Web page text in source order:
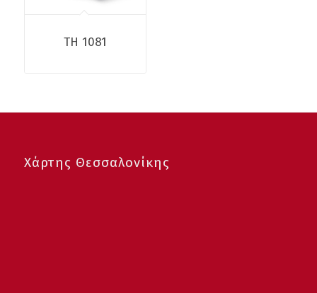
TH 1081
Χάρτης Θεσσαλονίκης